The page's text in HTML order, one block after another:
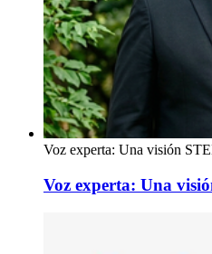
Voz experta: Una visión
Voz experta: Una